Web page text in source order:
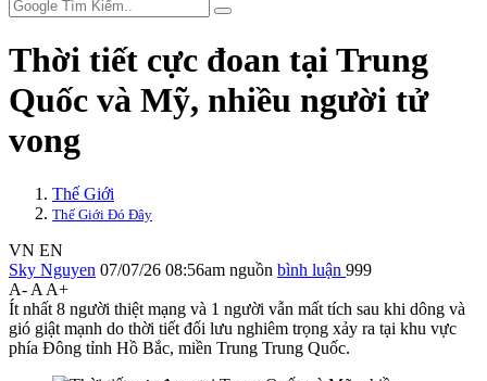
Thời tiết cực đoan tại Trung
Quốc và Mỹ, nhiều người t‌ử
von‌g
Thế Giới
Thế Giới Đó Đây
VN EN
Sky Nguyen 07/07/26 08:56am nguồn bình luận 999
A- A A+
Ít nhất 8 người thiệt mạng và 1 người vẫn mất tích sau khi dông và
gió giật mạnh do thời tiết đối lưu nghiêm trọng xảy ra tại khu vực
phía Đông tỉnh Hồ Bắc, miền Trung Trung Quốc.